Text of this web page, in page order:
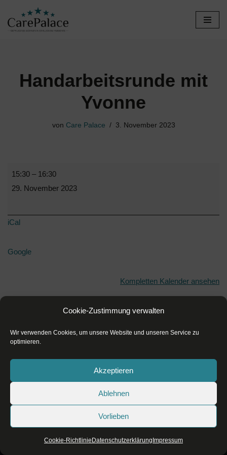
Cookie-Zustimmung verwalten
Wir verwenden Cookies, um unsere Website und unseren Service zu
optimieren.
Akzeptieren
Ablehnen
Vorlieben
Cookie-Richtlinie Datenschutzerklärung Impressum
Zum
Handarbeitsrunde mit
Yvonne
von Care Palace 3. November 2023
15:30 – 16:30
29. November 2023
iCal
Google
Kompletten Kalender ansehen
Neve| Präsentiert vonWordPress